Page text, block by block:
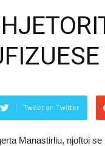
Tweet on Twitter
Manastirliu, njoftoi